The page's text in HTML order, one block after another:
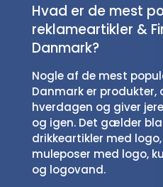
Hvad er de mest
reklameartikler &
Danmark?
Nogle af de mest
Danmark er produkter,
hverdagen og giver
og igen. Det gælder
drikkeartikler med
muleposer med logo,
og logovand.